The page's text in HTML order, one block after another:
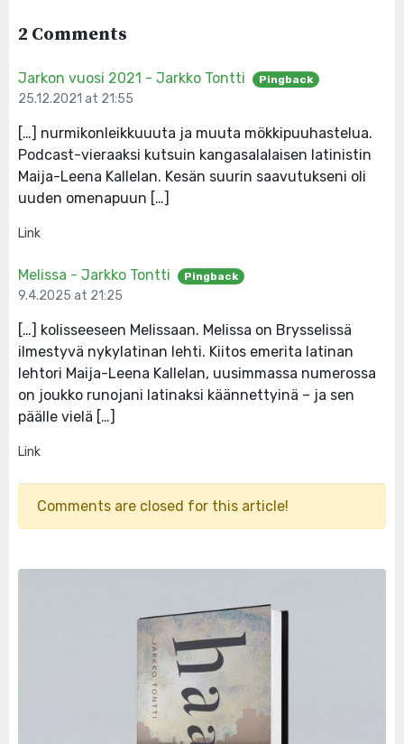
2 Comments
Jarkon vuosi 2021 - Jarkko Tontti Pingback
25.12.2021 at 21:55
[…] nurmikonleikkuuuta ja muuta mökkipuuhastelua.
Podcast-vieraaksi kutsuin kangasalalaisen latinistin
Maija-Leena Kallelan. Kesän suurin saavutukseni oli
uuden omenapuun […]
Link
Melissa - Jarkko Tontti Pingback
9.4.2025 at 21:25
[…] kolisseeseen Melissaan. Melissa on Brysselissä
ilmestyvä nykylatinan lehti. Kiitos emerita latinan
lehtori Maija-Leena Kallelan, uusimmassa numerossa
on joukko runojani latinaksi käännettyinä – ja sen
päälle vielä […]
Link
Comments are closed for this article!